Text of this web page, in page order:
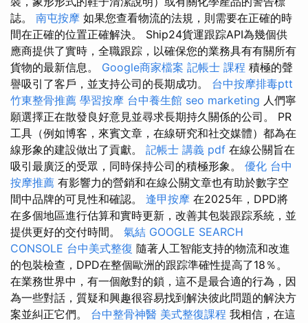
誌。 南屯按摩 如果您查看物流的法規，則需要在正確的時
間在正確的位置正確解決。 Ship24貨運跟踪API為幾個供
應商提供了實時，全職跟踪，以確保您的業務具有有關所有
貨物的最新信息。 Google商家檔案 記帳士 課程 積極的聲
譽吸引了客戶，並支持公司的長期成功。 台中按摩排毒ptt
竹東整骨推薦 學習按摩 台中養生館 seo marketing 人們寧
願選擇正在散發良好意見並尋求長期持久關係的公司。 PR
工具（例如博客，來賓文章，在線研究和社交媒體）都為在
線形象的建設做出了貢獻。 記帳士 講義 pdf 在線公關旨在
吸引最廣泛的受眾，同時保持公司的積極形象。 優化 台中
按摩推薦 有影響力的營銷和在線公關文章也有助於數字空
間中品牌的可見性和確認。 逢甲按摩 在2025年，DPD將
在多個地區進行估算和實時更新，改善其包裝跟踪系統，並
提供更好的交付時間。 氣結 GOOGLE SEARCH
CONSOLE 台中美式整復 隨著人工智能支持的物流和改進
的包裝檢查，DPD在整個歐洲的跟踪準確性提高了18％。
在業務世界中，有一個敵對的鎖，這不是最合適的行為，因
為一些對話，質疑和興趣很容易找到解決彼此問題的解決方
案並糾正它們。 台中整骨神醫 美式整復課程 我相信，在這